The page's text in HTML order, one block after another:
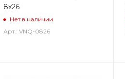
8x26
Нет в наличии
Арт.: VNQ-0826